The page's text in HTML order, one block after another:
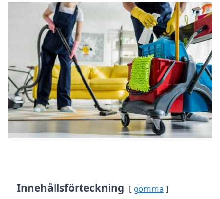
Innehållsförteckning gömma